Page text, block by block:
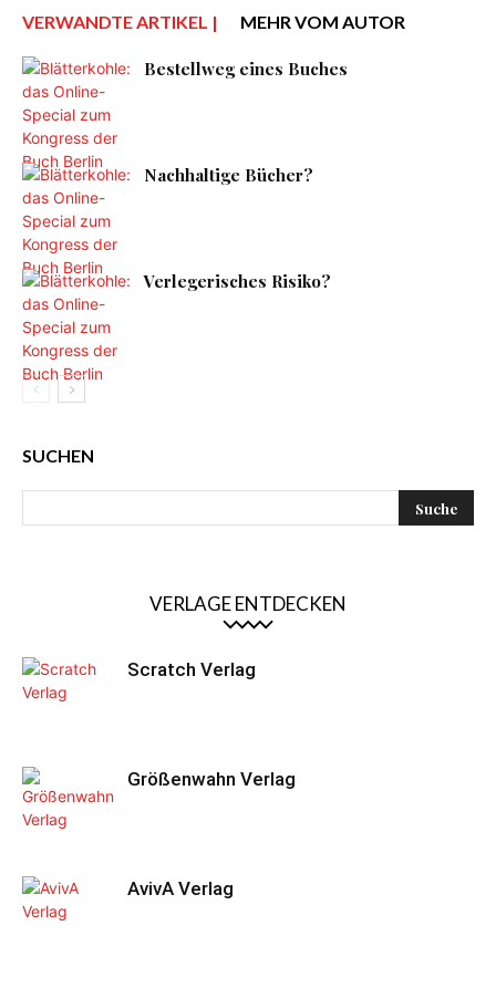
VERWANDTE ARTIKEL | MEHR VOM AUTOR
Bestellweg eines Buches
Nachhaltige Bücher?
Verlegerisches Risiko?
SUCHEN
VERLAGE ENTDECKEN
Scratch Verlag
Größenwahn Verlag
AvivA Verlag